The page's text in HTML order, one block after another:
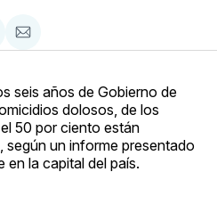
Compartir
via
seis años de Gobierno de
dolosos, de los
50 por ciento están
un informe presentado
en la capital del país.